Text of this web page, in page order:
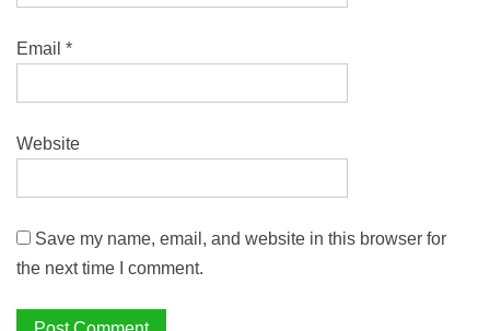
Email *
Website
Save my name, email, and website in this browser for
the next time I comment.